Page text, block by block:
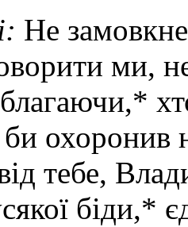
Не
ми,
охоронив
тебе,
біди,*